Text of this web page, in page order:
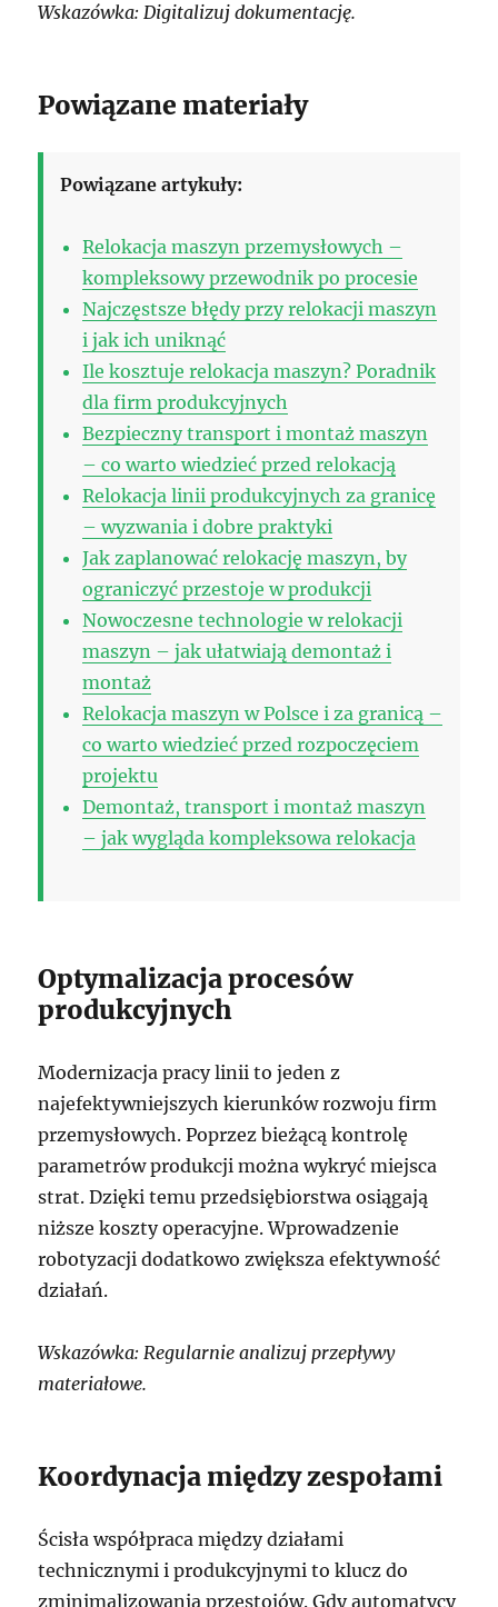
Wskazówka: Digitalizuj dokumentację.
Powiązane materiały
Powiązane artykuły:
Relokacja maszyn przemysłowych –
kompleksowy przewodnik po procesie
Najczęstsze błędy przy relokacji maszyn
i jak ich uniknąć
Ile kosztuje relokacja maszyn? Poradnik
dla firm produkcyjnych
Bezpieczny transport i montaż maszyn
– co warto wiedzieć przed relokacją
Relokacja linii produkcyjnych za granicę
– wyzwania i dobre praktyki
Jak zaplanować relokację maszyn, by
ograniczyć przestoje w produkcji
Nowoczesne technologie w relokacji
maszyn – jak ułatwiają demontaż i
montaż
Relokacja maszyn w Polsce i za granicą –
co warto wiedzieć przed rozpoczęciem
projektu
Demontaż, transport i montaż maszyn
– jak wygląda kompleksowa relokacja
Optymalizacja procesów
produkcyjnych
Modernizacja pracy linii to jeden z
najefektywniejszych kierunków rozwoju firm
przemysłowych. Poprzez bieżącą kontrolę
parametrów produkcji można wykryć miejsca
strat. Dzięki temu przedsiębiorstwa osiągają
niższe koszty operacyjne. Wprowadzenie
robotyzacji dodatkowo zwiększa efektywność
działań.
Wskazówka: Regularnie analizuj przepływy
materiałowe.
Koordynacja między zespołami
Ścisła współpraca między działami
technicznymi i produkcyjnymi to klucz do
zminimalizowania przestojów. Gdy automatycy